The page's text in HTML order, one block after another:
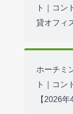
ト｜コン
貸オフィ
ホーチミ
ト｜コン
【2026年